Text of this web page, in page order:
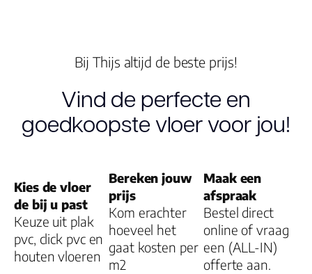
(jaren)
Garantie
Bij Thijs altijd de beste prijs!
Vind de perfecte en
goedkoopste vloer voor jou!
Kies de vloer
de bij u past
Keuze uit plak
pvc, click pvc en
houten vloeren
Bereken jouw
prijs
Kom erachter
hoeveel het
gaat kosten per
m2
Maak een
afspraak
Bestel direct
online of vraag
een (ALL-IN)
offerte aan.